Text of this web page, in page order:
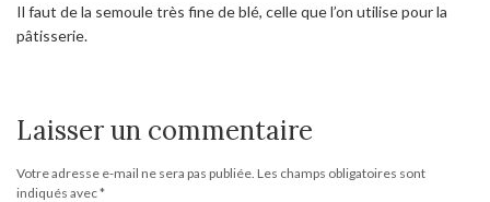
Il faut de la semoule très fine de blé, celle que l’on utilise pour la
pâtisserie.
Laisser un commentaire
Votre adresse e-mail ne sera pas publiée. Les champs obligatoires sont
indiqués avec*